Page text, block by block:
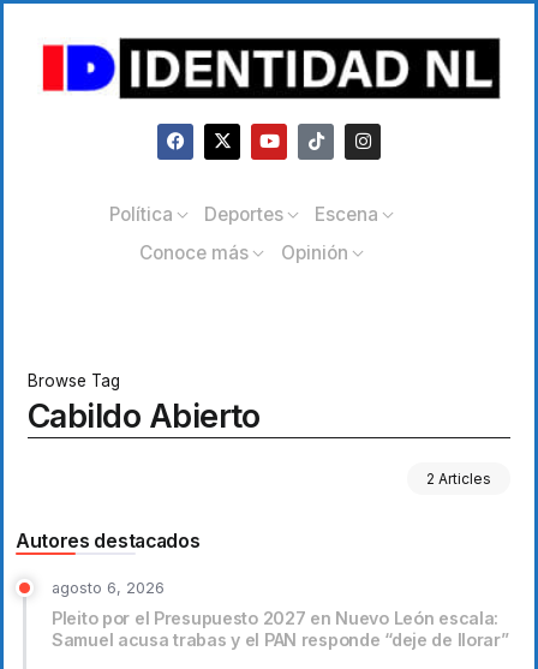
Política Deportes
Escena
Conoce más
Opinión
Browse Tag
Cabildo Abierto
2 Articles
Autores destacados
agosto 6, 2026
Pleito por el Presupuesto 2027 en Nuevo León escala:
Samuel acusa trabas y el PAN responde “deje de llorar”